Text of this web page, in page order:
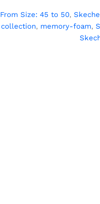
From Size: 45 to 50,
, memory-foam,